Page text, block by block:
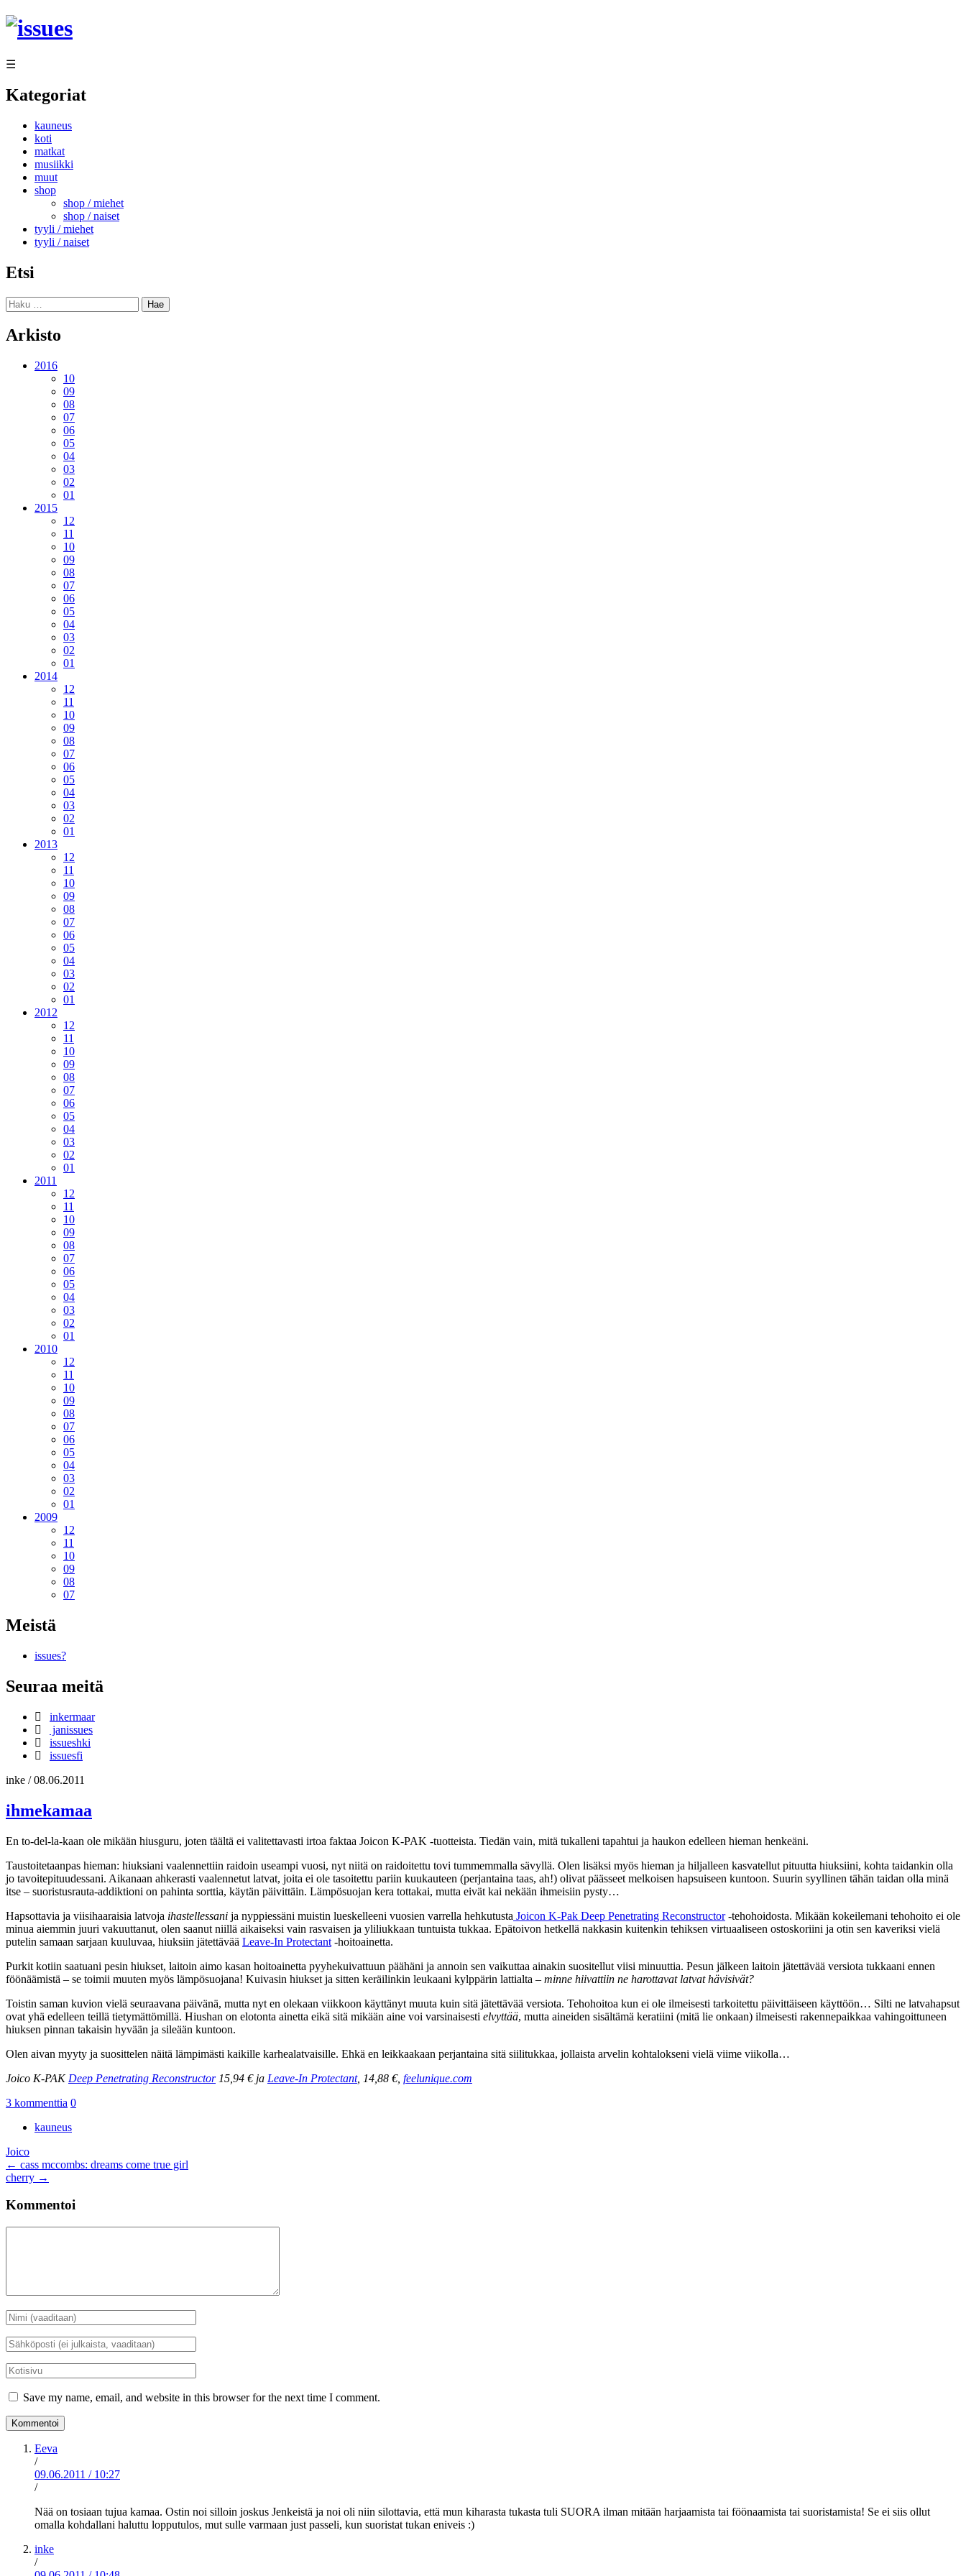
Siirry
sisältöön
☰
Kategoriat
kauneus
koti
matkat
musiikki
muut
shop
shop / miehet
shop / naiset
tyyli / miehet
tyyli / naiset
Etsi
Haku:
Arkisto
2016
10
09
08
07
06
05
04
03
02
01
2015
12
11
10
09
08
07
06
05
04
03
02
01
2014
12
11
10
09
08
07
06
05
04
03
02
01
2013
12
11
10
09
08
07
06
05
04
03
02
01
2012
12
11
10
09
08
07
06
05
04
03
02
01
2011
12
11
10
09
08
07
06
05
04
03
02
01
2010
12
11
10
09
08
07
06
05
04
03
02
01
2009
12
11
10
09
08
07
Meistä
issues?
Seuraa meitä
inkermaar
janissues
issueshki
issuesfi
inke /08.06.2011
ihmekamaa
En to-del-la-kaan ole mikään hiusguru, joten täältä ei valitettavasti irtoa faktaa Joicon K-PAK -tuotteista. Tiedän vain, mitä tukalleni tapahtui ja haukon edelleen hieman henkeäni.
Taustoitetaanpas hieman: hiuksiani vaalennettiin raidoin useampi vuosi, nyt niitä on raidoitettu tovi tummemmalla sävyllä. Olen lisäksi myös hieman ja hiljalleen kasvatellut pituutta hiuksiini, kohta taidankin olla
jo tavoitepituudessani. Aikanaan ahkerasti vaalennetut latvat, joita ei ole tasoitettu pariin kuukauteen (perjantaina taas, ah!) olivat päässeet melkoisen hapsuiseen kuntoon. Suurin syyllinen tähän taidan olla minä
itse – suoristusrauta-addiktioni on pahinta sorttia, käytän päivittäin. Lämpösuojan kera tottakai, mutta eivät kai nekään ihmeisiin pysty…
Hapsottavia ja viisihaaraisia latvoja ihastellessani ja nyppiessäni muistin lueskelleeni vuosien varrella hehkutusta Joicon K-Pak Deep Penetrating Reconstructor-tehohoidosta. Mikään kokeilemani tehohoito ei ole
minua aiemmin juuri vakuuttanut, olen saanut niillä aikaiseksi vain rasvaisen ja yliliukkaan tuntuista tukkaa. Epätoivon hetkellä nakkasin kuitenkin tehiksen virtuaaliseen ostoskoriini ja otin sen kaveriksi vielä
putelin samaan sarjaan kuuluvaa, hiuksiin jätettävää Leave-In Protectant -hoitoainetta.
Purkit kotiin saatuani pesin hiukset, laitoin aimo kasan hoitoainetta pyyhekuivattuun päähäni ja annoin sen vaikuttaa ainakin suositellut viisi minuuttia. Pesun jälkeen laitoin jätettävää versiota tukkaani ennen
föönäämistä – se toimii muuten myös lämpösuojana! Kuivasin hiukset ja sitten keräilinkin leukaani kylppärin lattialta – minne hiivattiin ne harottavat latvat hävisivät?
Toistin saman kuvion vielä seuraavana päivänä, mutta nyt en olekaan viikkoon käyttänyt muuta kuin sitä jätettävää versiota. Tehohoitoa kun ei ole ilmeisesti tarkoitettu päivittäiseen käyttöön… Silti ne latvahapsut
ovat yhä edelleen teillä tietymättömillä. Hiushan on elotonta ainetta eikä sitä mikään aine voi varsinaisesti elvyttää, mutta aineiden sisältämä keratiini (mitä lie onkaan) ilmeisesti rakennepaikkaa vahingoittuneen
hiuksen pinnan takaisin hyvään ja sileään kuntoon.
Olen aivan myyty ja suosittelen näitä lämpimästi kaikille karhealatvaisille. Ehkä en leikkaakaan perjantaina sitä siilitukkaa, jollaista arvelin kohtalokseni vielä viime viikolla…
Joico K-PAK Deep Penetrating Reconstructor15,94 € ja Leave-In Protectant, 14,88 €, feelunique.com
3 kommenttia 0
kauneus
Joico
Artikkelien
selaus
← cass mccombs: dreams come true girl
cherry →
Kommentoi
Nimi
*
Sähköposti
*
Kotisivu
Save my name, email, and website in this browser for the next time I comment.
Eeva
/
09.06.2011 / 10:27
/
Nää on tosiaan tujua kamaa. Ostin noi silloin joskus Jenkeistä ja noi oli niin silottavia, että mun kiharasta tukasta tuli SUORA ilman mitään harjaamista tai föönaamista tai suoristamista! Se ei siis ollut
omalla kohdallani haluttu lopputulos, mut sulle varmaan just passeli, kun suoristat tukan eniveis :)
inke
/